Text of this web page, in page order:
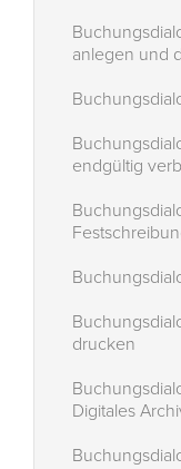
anlegen und
endgültig
drucken
Digitales